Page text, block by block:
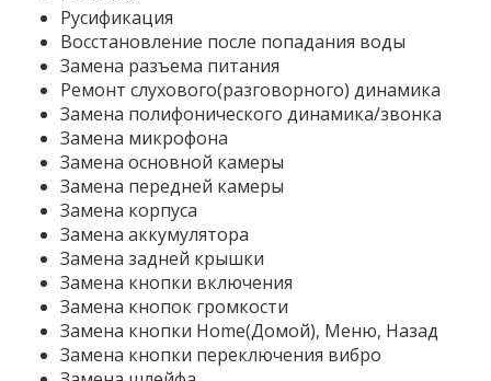
Русификация
Восстановление после попадания воды
Замена разъема питания
Ремонт слухового(разговорного) динамика
Замена полифонического динамика/звонка
Замена микрофона
Замена основной камеры
Замена передней камеры
Замена корпуса
Замена аккумулятора
Замена задней крышки
Замена кнопки включения
Замена кнопок громкости
Замена кнопки Home(Домой), Меню, Назад
Замена кнопки переключения вибро